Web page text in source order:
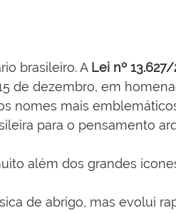
brasileiro. A Lei nº
de dezembro, em
nomes mais
para o pensamento
além dos grandes
de abrigo, mas evolui